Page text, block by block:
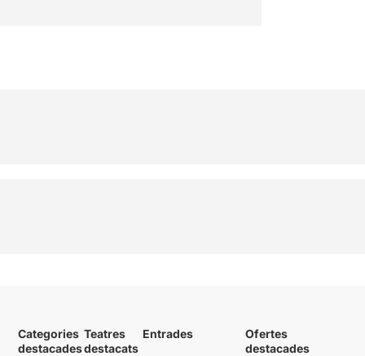
Categories
destacades
Teatres
destacats
Entrades
Ofertes
destacades